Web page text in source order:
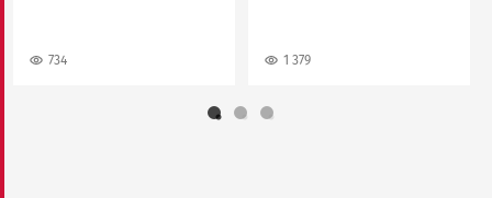
734 1 379